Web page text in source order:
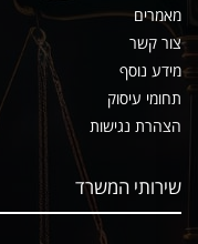
מאמרים
צור קשר
מידע נוסף
תחומי עיסוק
הצהרת נגישות
שירותי המשרד